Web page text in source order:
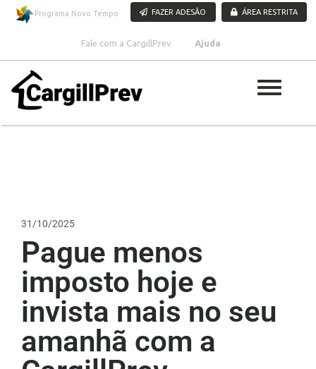
Pular para o conteúdo
Programa Novo Tempo FAZER ADESÃO ÁREA RESTRITA
Fale com a CargillPrev Ajuda
31/10/2025
Pague menos
imposto hoje e
invista mais no seu
amanhã com a